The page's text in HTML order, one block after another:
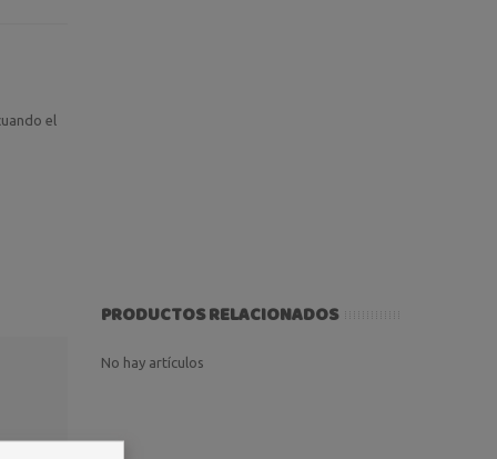
el
PRODUCTOS RELACIONADOS
No hay artículos